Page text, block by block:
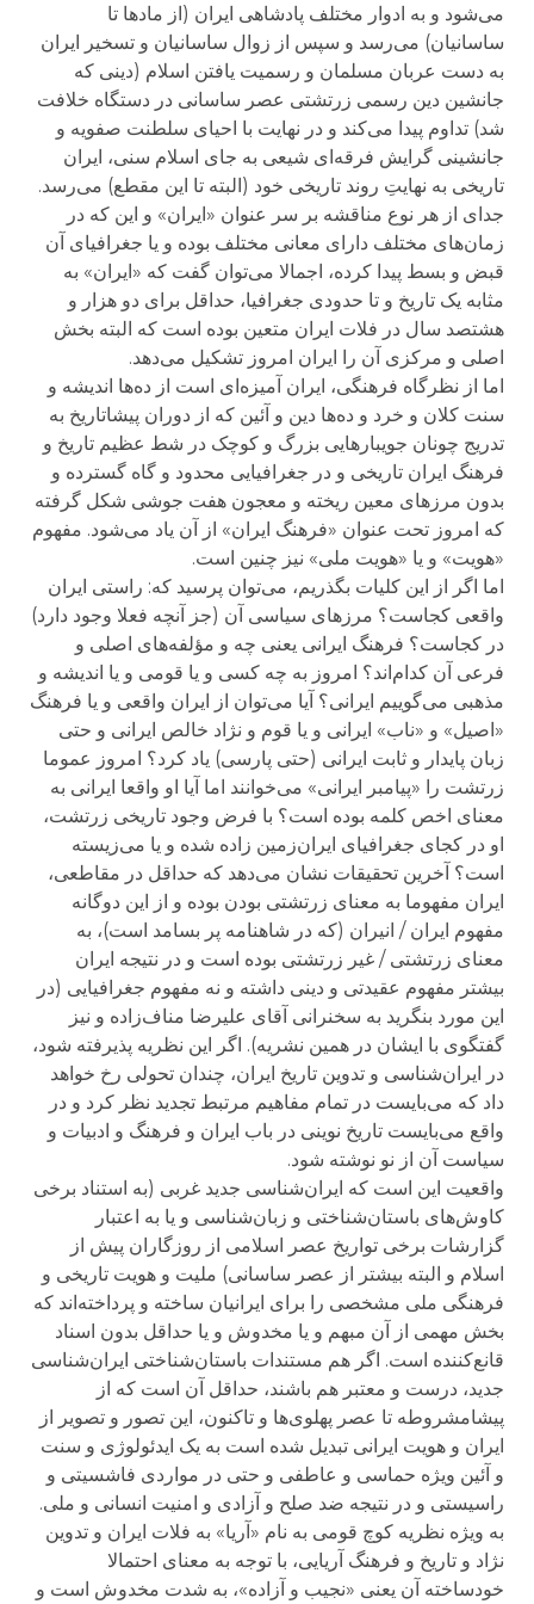
می‌شود و به ادوار مختلف پادشاهی ایران (از مادها تا
ساسانیان) می‌رسد و سپس از زوال ساسانیان و تسخیر ایران
به دست عربان مسلمان و رسمیت یافتن اسلام (دینی که
جانشین دین رسمی زرتشتی عصر ساسانی در دستگاه خلافت
شد) تداوم پیدا می‌کند و در نهایت با احیای سلطنت صفویه و
جانشینی گرایش فرقه‌ای شیعی به جای اسلام سنی، ایران
تاریخی به نهایتِ روند تاریخی خود (البته تا این مقطع) می‌رسد.
جدای از هر نوع مناقشه بر سر عنوان «ایران» و این که در
زمان‌های مختلف دارای معانی مختلف بوده و یا جغرافیای آن
قبض و بسط پیدا کرده، اجمالا می‌توان گفت که «ایران» به
مثابه یک تاریخ و تا حدودی جغرافیا، حداقل برای دو هزار و
هشتصد سال در فلات ایران متعین بوده است که البته بخش
اصلی و مرکزی آن را ایران امروز تشکیل می‌دهد.
اما از نظرگاه فرهنگی، ایران آمیزه‌ای است از ده‌ها اندیشه و
سنت کلان و خرد و ده‌ها دین و آئین که از دوران پیشاتاریخ به
تدریج چونان جویبارهایی بزرگ و کوچک در شط عظیم تاریخ و
فرهنگ ایران تاریخی و در جغرافیایی محدود و گاه گسترده و
بدون مرزهای معین ریخته و معجون هفت جوشی شکل گرفته
که امروز تحت عنوان «فرهنگ ایران» از آن یاد می‌شود. مفهوم
«هویت» و یا «هویت ملی» نیز چنین است.
اما اگر از این کلیات بگذریم، می‌توان پرسید که: راستی ایران
واقعی کجاست؟ مرزهای سیاسی آن (جز آنچه فعلا وجود دارد)
در کجاست؟ فرهنگ ایرانی یعنی چه و مؤلفه‌های اصلی و
فرعی آن کدام‌اند؟ امروز به چه کسی و یا قومی و یا اندیشه و
مذهبی می‌گوییم ایرانی؟ آیا می‌توان از ایران واقعی و یا فرهنگ
«اصیل» و «ناب» ایرانی و یا قوم و نژاد خالص ایرانی و حتی
زبان پایدار و ثابت ایرانی (حتی پارسی) یاد کرد؟ امروز عموما
زرتشت را «پیامبر ایرانی» می‌خوانند اما آیا او واقعا ایرانی به
معنای اخص کلمه بوده است؟ با فرض وجود تاریخی زرتشت،
او در کجای جغرافیای ایران‌زمین زاده شده و یا می‌زیسته
است؟ آخرین تحقیقات نشان می‌دهد که حداقل در مقاطعی،
ایران مفهوما به معنای زرتشتی بودن بوده و از این دوگانه
مفهوم ایران / انیران (که در شاهنامه پر بسامد است)، به
معنای زرتشتی / غیر زرتشتی بوده است و در نتیجه ایران
بیشتر مفهوم عقیدتی و دینی داشته و نه مفهوم جغرافیایی (در
این مورد بنگرید به سخنرانی آقای علیرضا مناف‌زاده و نیز
گفتگوی با ایشان در همین نشریه). اگر این نظریه پذیرفته شود،
در ایران‌شناسی و تدوین تاریخ ایران، چندان تحولی رخ خواهد
داد که می‌بایست در تمام مفاهیم مرتبط تجدید نظر کرد و در
واقع می‌بایست تاریخ نوینی در باب ایران و فرهنگ و ادبیات و
سیاست آن از نو نوشته شود.
واقعیت این است که ایران‌شناسی جدید غربی (به استناد برخی
کاوش‌های باستان‌شناختی و زبان‌شناسی و یا به اعتبار
گزارشات برخی تواریخ عصر اسلامی از روزگاران پیش از
اسلام و البته بیشتر از عصر ساسانی) ملیت و هویت تاریخی و
فرهنگی ملی مشخصی را برای ایرانیان ساخته و پرداخته‌اند که
بخش مهمی از آن مبهم و یا مخدوش و یا حداقل بدون اسناد
قانع‌کننده است. اگر هم مستندات باستان‌شناختی ایران‌شناسی
جدید، درست و معتبر هم باشند، حداقل آن است که از
پیشامشروطه تا عصر پهلوی‌ها و تاکنون، این تصور و تصویر از
ایران و هویت ایرانی تبدیل شده است به یک ایدئولوژی و سنت
و آئین ویژه حماسی و عاطفی و حتی در مواردی فاشسیتی و
راسیستی و در نتیجه ضد صلح و آزادی و امنیت انسانی و ملی.
به ویژه نظریه کوچ قومی به نام «آریا» به فلات ایران و تدوین
نژاد و تاریخ و فرهنگ آریایی، با توجه به معنای احتمالا
خودساخته آن یعنی «نجیب و آزاده»، به شدت مخدوش است و